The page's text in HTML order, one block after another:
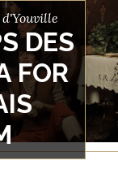
DES
FOR